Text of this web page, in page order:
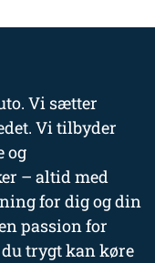
Vi sætter
Vi tilbyder
og
– altid med
for dig og din
passion for
trygt kan køre